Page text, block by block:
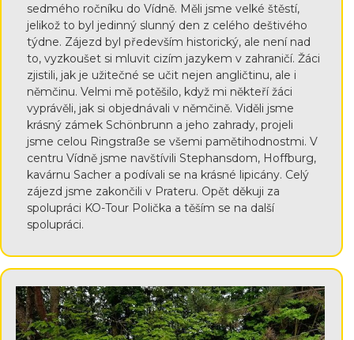
sedmého ročníku do Vídně. Měli jsme velké štěstí,
jelikož to byl jedinný slunný den z celého deštivého
týdne. Zájezd byl především historický, ale není nad
to, vyzkoušet si mluvit cizím jazykem v zahraničí. Žáci
zjistili, jak je užitečné se učit nejen angličtinu, ale i
němčinu. Velmi mě potěšilo, když mi někteří žáci
vyprávěli, jak si objednávali v němčině. Viděli jsme
krásný zámek Schönbrunn a jeho zahrady, projeli
jsme celou Ringstraße se všemi pamětihodnostmi. V
centru Vídně jsme navštívili Stephansdom, Hoffburg,
kavárnu Sacher a podívali se na krásné lipicány. Celý
zájezd jsme zakončili v Prateru. Opět děkuji za
spolupráci KO-Tour Polička a těším se na další
spolupráci.